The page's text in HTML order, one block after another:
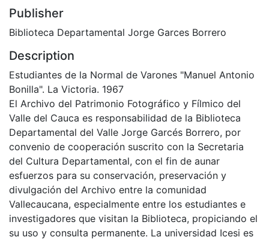
Publisher
Biblioteca Departamental Jorge Garces Borrero
Description
Estudiantes de la Normal de Varones "Manuel Antonio
Bonilla". La Victoria. 1967
El Archivo del Patrimonio Fotográfico y Fílmico del
Valle del Cauca es responsabilidad de la Biblioteca
Departamental del Valle Jorge Garcés Borrero, por
convenio de cooperación suscrito con la Secretaria
del Cultura Departamental, con el fin de aunar
esfuerzos para su conservación, preservación y
divulgación del Archivo entre la comunidad
Vallecaucana, especialmente entre los estudiantes e
investigadores que visitan la Biblioteca, propiciando el
su uso y consulta permanente. La universidad Icesi es